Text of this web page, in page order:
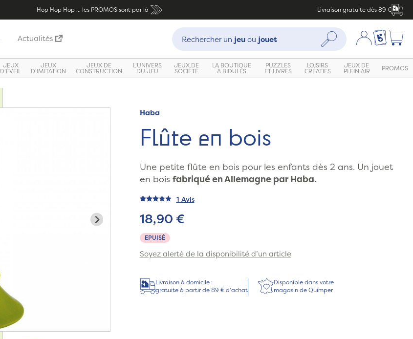
Hop Hop Hop ... les PROMOS sont par là Livraison gratuite dès 89 €
Actualités
Recherche :
Rechercher un jeuou jouet Rechercher Mon compte
Ma liste
JEUX
D'ÉVEIL
JEUX
D'IMITATION
JEUX DE
CONSTRUCTION
L'UNIVERS
DU JEU
JEUX DE
SOCIÉTÉ
LA BOUTIQUE
À BIDULES
PUZZLES
ET LIVRES
LOISIRS
CRÉATIFS
JEUX DE
PLEIN AIR PROMOS
Haba
Flûte en bois
Une petite flûte en bois pour les enfants dès 2 ans. Un jouet
en bois fabriqué en Allemagne par Haba.
1 Avis
EPUISÉ
18,90 €
Soyez alerté de la disponibilité d’un article
Livraison à domicile :
gratuite à partir de 89 € d'achat
Disponible dans votre
magasin de Quimper